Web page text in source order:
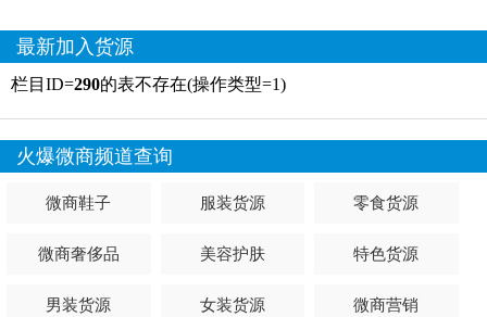
最新加入货源
栏目ID=290的表不存在(操作类型=1)
火爆微商频道查询
微商鞋子 服装货源 零食货源
微商奢侈品 美容护肤 特色货源
男装货源 女装货源 微商营销